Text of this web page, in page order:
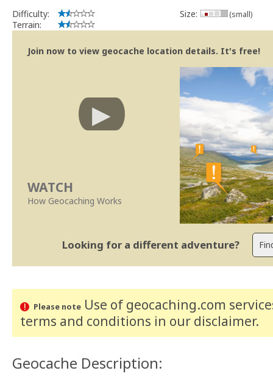
Difficulty:
Terrain:
Size: (small)
Join now to view geocache location details. It's free!
WATCH
How Geocaching Works
Looking for a different adventure?
Please noteUse of geocaching.com
terms and conditions in our disclaimer.
Geocache Description: